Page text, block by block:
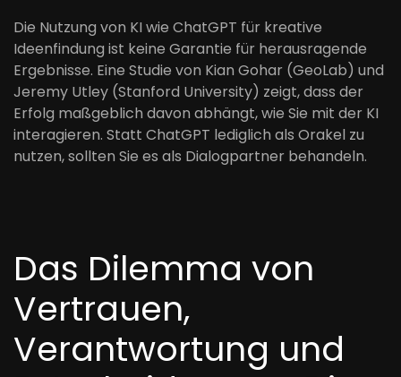
Die Nutzung von KI wie ChatGPT für kreative
Ideenfindung ist keine Garantie für herausragende
Ergebnisse. Eine Studie von Kian Gohar (GeoLab) und
Jeremy Utley (Stanford University) zeigt, dass der
Erfolg maßgeblich davon abhängt, wie Sie mit der KI
interagieren. Statt ChatGPT lediglich als Orakel zu
nutzen, sollten Sie es als Dialogpartner behandeln.
Das Dilemma von
Vertrauen,
Verantwortung und